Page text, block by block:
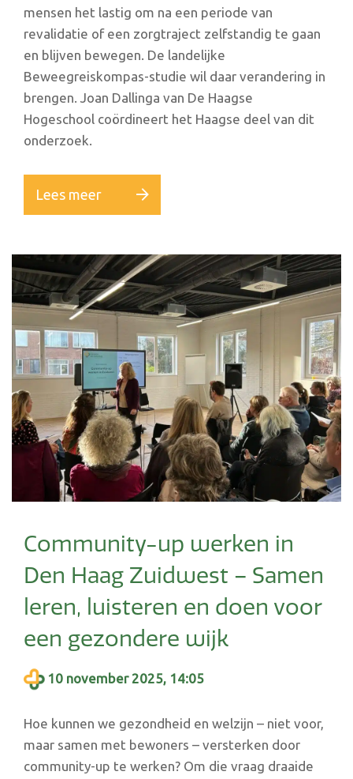
mensen het lastig om na een periode van
revalidatie of een zorgtraject zelfstandig te gaan
en blijven bewegen. De landelijke
Beweegreiskompas-studie wil daar verandering in
brengen. Joan Dallinga van De Haagse
Hogeschool coördineert het Haagse deel van dit
onderzoek.
Lees meer
Community-up werken in
Den Haag Zuidwest – Samen
leren, luisteren en doen voor
een gezondere wijk
10 november 2025, 14:05
Hoe kunnen we gezondheid en welzijn – niet voor,
maar samen met bewoners – versterken door
community-up te werken? Om die vraag draaide